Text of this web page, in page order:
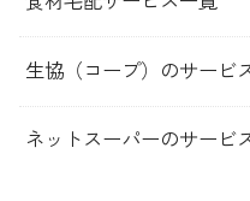
生協（コープ）のサービ
ネットスーパーのサービ